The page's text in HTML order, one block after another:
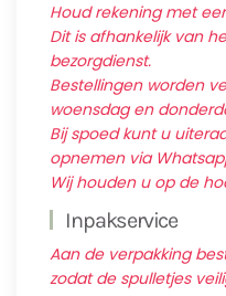
Houd rekening met
Dit is afhankelijk van
bezorgdienst.
Bestellingen worden
woensdag en
Bij spoed kunt u
opnemen via
Wij houden u op de
Inpakservice
Aan de verpakking
zodat de spulletjes